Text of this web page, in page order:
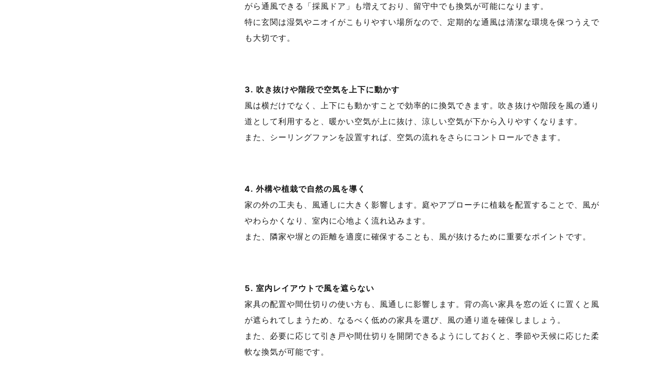
がら通風できる「採風ドア」も増えており、留守中でも換気が可能になります。
特に玄関は湿気やニオイがこもりやすい場所なので、定期的な通風は清潔な環境を保つうえで
も大切です。
3. 吹き抜けや階段で空気を上下に動かす
風は横だけでなく、上下にも動かすことで効率的に換気できます。吹き抜けや階段を風の通り
道として利用すると、暖かい空気が上に抜け、涼しい空気が下から入りやすくなります。
また、シーリングファンを設置すれば、空気の流れをさらにコントロールできます。
4. 外構や植栽で自然の風を導く
家の外の工夫も、風通しに大きく影響します。庭やアプローチに植栽を配置することで、風が
やわらかくなり、室内に心地よく流れ込みます。
また、隣家や塀との距離を適度に確保することも、風が抜けるために重要なポイントです。
5. 室内レイアウトで風を遮らない
家具の配置や間仕切りの使い方も、風通しに影響します。背の高い家具を窓の近くに置くと風
が遮られてしまうため、なるべく低めの家具を選び、風の通り道を確保しましょう。
また、必要に応じて引き戸や間仕切りを開閉できるようにしておくと、季節や天候に応じた柔
軟な換気が可能です。